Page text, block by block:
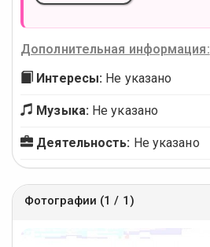
Дополнительная информация:
Интересы: Не указано
Музыка: Не указано
Деятельность: Не указано
Фотографии (1 / 1)